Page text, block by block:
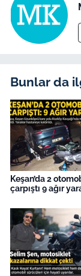
Bunlar da
Keşan’da 2
çarpıştı 9 ağır
Dış
Magazin
İş Dünyası
Bilim
English
Canlı
Genel-A